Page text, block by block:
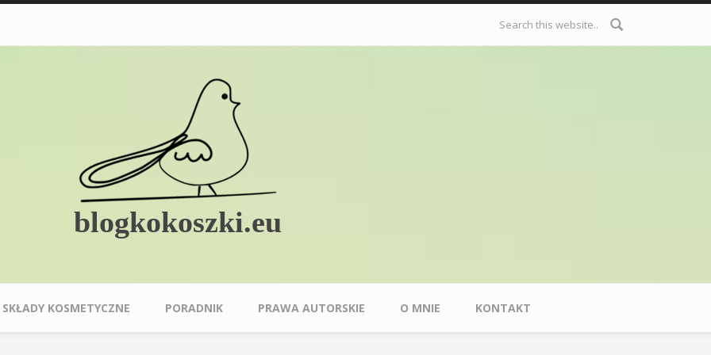
Formularz
wyszukiwania
blogkokoszki.eu
SKŁADY KOSMETYCZNE PORADNIK PRAWA AUTORSKIE O MNIE KONTAKT